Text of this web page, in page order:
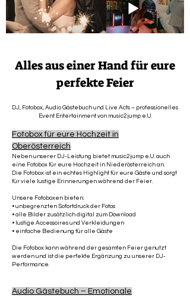
Alles aus einer Hand für eure
perfekte Feier
DJ, Fotobox, Audio Gästebuch und Live Acts – professionelles
Event Entertainment von music2jump e.U.
Fotobox für eure Hochzeit in
Oberösterreich
Neben unserer DJ-Leistung bietet music2jump e.U. auch
eine Fotobox für eure Hochzeit in Niederösterreich an.
Die Fotobox ist ein echtes Highlight für eure Gäste und sorgt
für viele lustige Erinnerungen während der Feier.
Unsere Fotoboxen bieten:
• unbegrenzten Sofortdruck der Fotos
• alle Bilder zusätzlich digital zum Download
• lustige Accessoires und Verkleidungen
• einfache Bedienung für alle Gäste
Die Fotobox kann während der gesamten Feier genutzt
werden und ist die perfekte Ergänzung zu unserer DJ-
Performance.
Audio Gästebuch – Emotionale